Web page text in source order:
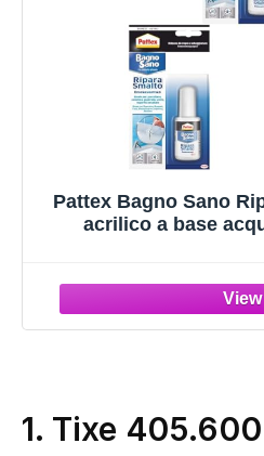
Pattex Bagno Sano
acrilico a base
pennellino, 1x50ml
1. Tixe